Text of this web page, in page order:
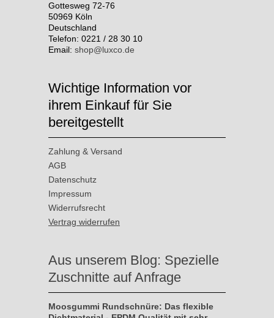
Gottesweg 72-76
50969 Köln
Deutschland
Telefon: 0221 / 28 30 10
Email: shop@luxco.de
Wichtige Information vor
ihrem Einkauf für Sie
bereitgestellt
Zahlung & Versand
AGB
Datenschutz
Impressum
Widerrufsrecht
Vertrag widerrufen
Aus unserem Blog: Spezielle
Zuschnitte auf Anfrage
Moosgummi Rundschnüre: Das flexible